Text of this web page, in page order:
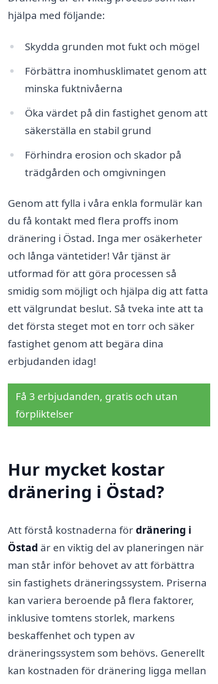
hjälpa med följande:
Skydda grunden mot fukt och mögel
Förbättra inomhusklimatet genom att
minska fuktnivåerna
Öka värdet på din fastighet genom att
säkerställa en stabil grund
Förhindra erosion och skador på
trädgården och omgivningen
Genom att fylla i våra enkla formulär kan
du få kontakt med flera proffs inom
dränering i Östad. Inga mer osäkerheter
och långa väntetider! Vår tjänst är
utformad för att göra processen så
smidig som möjligt och hjälpa dig att fatta
ett välgrundat beslut. Så tveka inte att ta
det första steget mot en torr och säker
fastighet genom att begära dina
erbjudanden idag!
Få 3 erbjudanden, gratis och utan
förpliktelser
Hur mycket kostar
dränering i Östad?
Att förstå kostnaderna för dränering i
Östad är en viktig del av planeringen när
man står inför behovet av att förbättra
sin fastighets dräneringssystem. Priserna
kan variera beroende på flera faktorer,
inklusive tomtens storlek, markens
beskaffenhet och typen av
dräneringssystem som behövs. Generellt
kan kostnaden för dränering ligga mellan